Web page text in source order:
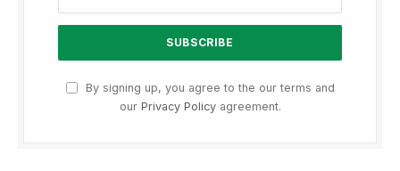
By signing up, you agree to the our terms and
our Privacy Policyagreement.